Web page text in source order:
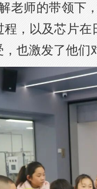
老师的带领下
，以及芯片
也激发了他们